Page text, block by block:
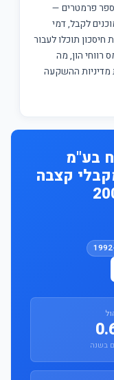
פרמטרים —
לקבל, דמי
תוכלו לעבור
רווחי הון, מה
ההשקעה
בע"מ
קצבה
בשנה